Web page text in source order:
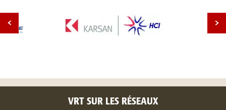
VRT SUR LES RÉSEAUX